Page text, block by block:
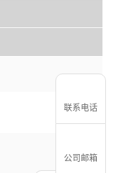
联系电话
公司邮箱
收藏